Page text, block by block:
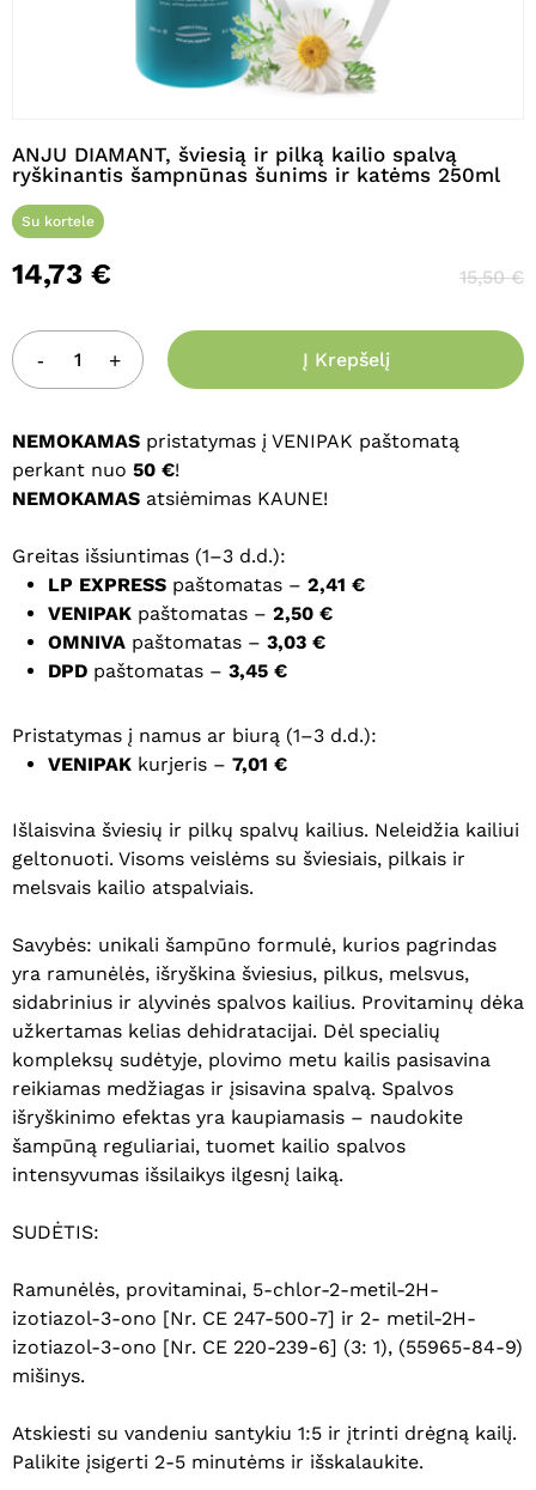
Krepšelyje nėra produktų.
ANJU DIAMANT, šviesią ir pilką kailio spalvą
ryškinantis šampnūnas šunims ir katėms 250ml
Su kortele
14,73 € 15,50€
Į Krepšelį
NEMOKAMAS pristatymas į VENIPAK paštomatą
perkant nuo 50 €!
NEMOKAMAS atsiėmimas KAUNE!
Greitas išsiuntimas (1–3 d.d.):
LP EXPRESS paštomatas – 2,41 €
VENIPAK paštomatas – 2,50 €
OMNIVA paštomatas – 3,03 €
DPD paštomatas – 3,45 €
Pristatymas į namus ar biurą (1–3 d.d.):
VENIPAK kurjeris – 7,01 €
Išlaisvina šviesių ir pilkų spalvų kailius. Neleidžia kailiui
geltonuoti. Visoms veislėms su šviesiais, pilkais ir
melsvais kailio atspalviais.
Savybės: unikali šampūno formulė, kurios pagrindas
yra ramunėlės, išryškina šviesius, pilkus, melsvus,
sidabrinius ir alyvinės spalvos kailius. Provitaminų dėka
užkertamas kelias dehidratacijai. Dėl specialių
kompleksų sudėtyje, plovimo metu kailis pasisavina
reikiamas medžiagas ir įsisavina spalvą. Spalvos
išryškinimo efektas yra kaupiamasis – naudokite
šampūną reguliariai, tuomet kailio spalvos
intensyvumas išsilaikys ilgesnį laiką.
SUDĖTIS:
Ramunėlės, provitaminai, 5-chlor-2-metil-2H-
izotiazol-3-ono [Nr. CE 247-500-7] ir 2- metil-2H-
izotiazol-3-ono [Nr. CE 220-239-6] (3: 1), (55965-84-9)
mišinys.
Atskiesti su vandeniu santykiu 1:5 ir įtrinti drėgną kailį.
Palikite įsigerti 2-5 minutėms ir išskalaukite.
išsaugoti vardą, el. pašto adresą ir
interneto puslapį, kad jų nebereiktų
parašyti komentarą.